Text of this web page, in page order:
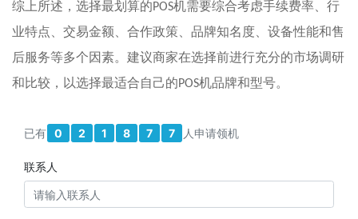
综上所述，选择最划算的POS机需要综合考虑手续费率、行
业特点、交易金额、合作政策、品牌知名度、设备性能和售
后服务等多个因素。建议商家在选择前进行充分的市场调研
和比较，以选择最适合自己的POS机品牌和型号。
已有 0 2 1 8 7 7 人申请领机
联系人